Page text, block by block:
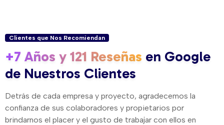
Clientes que Nos Recomiendan
+7 Años y 121 Reseñas en Google
de Nuestros Clientes
Detrás de cada empresa y proyecto, agradecemos la
confianza de sus colaboradores y propietarios por
brindarnos el placer y el gusto de trabajar con ellos en